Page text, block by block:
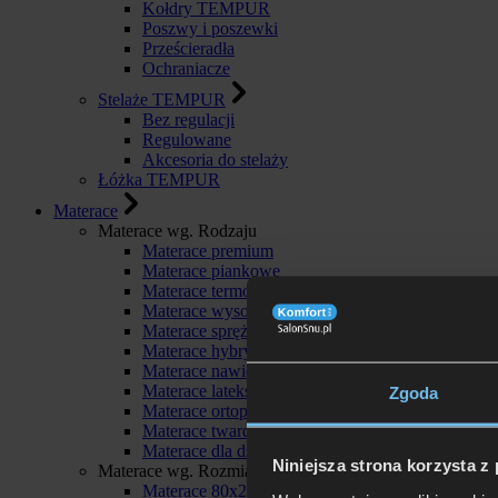
Zgoda
Niniejsza strona korzysta z
Kołdry TEMPUR
Poszwy i poszewki
Prześcieradła
Ochraniacze
Stelaże TEMPUR
Bez regulacji
Regulowane
Akcesoria do stelaży
Łóżka TEMPUR
Materace
Materace wg. Rodzaju
Materace premium
Materace piankowe
Materace termoelastyczne
Materace wysokoelastyczne
Materace sprężynowe
Materace hybrydowe
Materace nawierzchniowe
Materace lateksowe
Materace ortopedyczne
Materace twarde
Materace dla dzieci
Materace wg. Rozmiaru
Materace 80x200